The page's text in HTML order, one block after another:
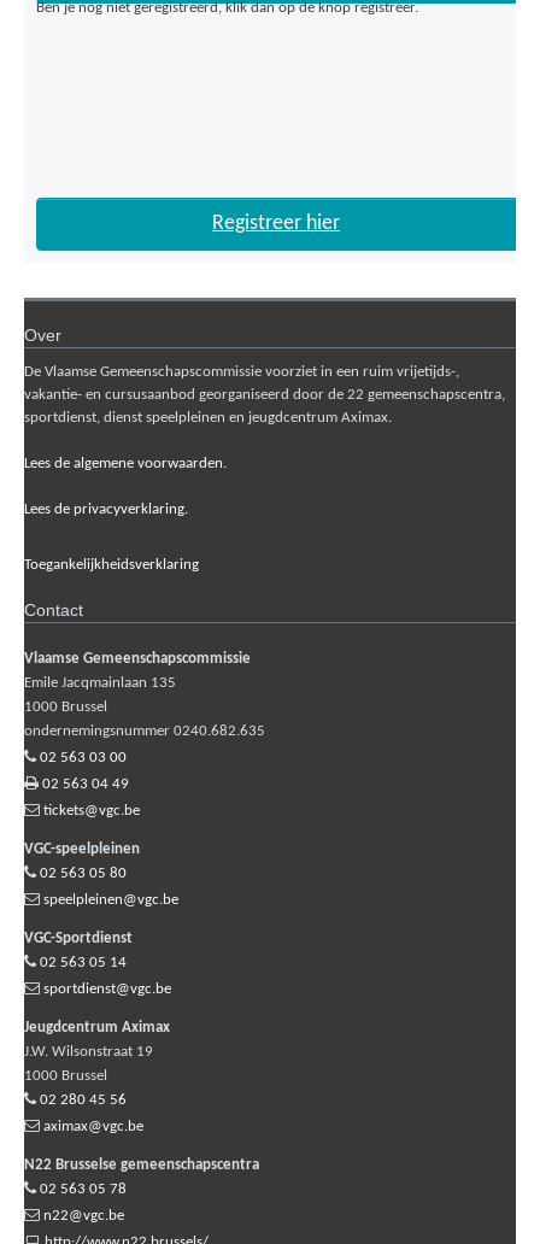
Ben je nog niet geregistreerd, klik dan op de knop registreer.
Registreer hier
Over
De Vlaamse Gemeenschapscommissie voorziet in een ruim vrijetijds-,
vakantie- en cursusaanbod georganiseerd door de 22 gemeenschapscentra,
sportdienst, dienst speelpleinen en jeugdcentrum Aximax.
Lees de algemene voorwaarden.
Lees de privacyverklaring.
Toegankelijkheidsverklaring
Contact
Vlaamse Gemeenschapscommissie
Emile Jacqmainlaan 135
1000 Brussel
ondernemingsnummer 0240.682.635
02 563 03 00
02 563 04 49
tickets@vgc.be
VGC-speelpleinen
02 563 05 80
speelpleinen@vgc.be
VGC-Sportdienst
02 563 05 14
sportdienst@vgc.be
Jeugdcentrum Aximax
J.W. Wilsonstraat 19
1000 Brussel
02 280 45 56
aximax@vgc.be
N22 Brusselse gemeenschapscentra
02 563 05 78
n22@vgc.be